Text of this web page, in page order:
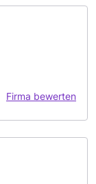
Firma bewerten